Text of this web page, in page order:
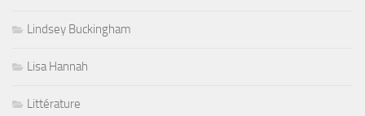
Lindsey Buckingham
Lisa Hannah
Littérature